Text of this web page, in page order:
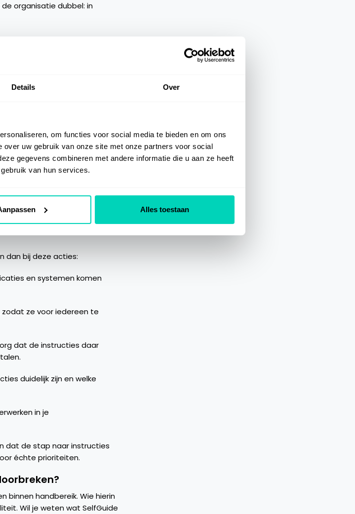
Details Over
om functies voor social media te bieden en om ons
uw gebruik van onze site met onze partners voor social
gegevens combineren met andere informatie die u aan ze heeft
van hun services.
Alles toestaan
organisatie dubbel: in
maakt binnen de
het aantal repeterende
vinden, minder
toepasbaar zijn, besparen
consistente manier
op een expert tot het
hebben, waardoor ze
collega’s minder belast
zich te concentreren op de
dan bij deze acties:
en systemen komen
ze voor iedereen te
dat de instructies daar
duidelijk zijn en welke
in je
dat de stap naar instructies
échte prioriteiten.
binnen handbereik. Wie hierin
Wil je weten wat SelfGuide